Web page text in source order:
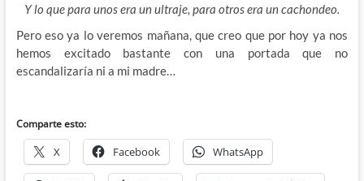
Y lo que para unos era un ultraje, para otros era un cachondeo.
Pero eso ya lo veremos mañana, que creo que por hoy ya nos
hemos excitado bastante con una portada que no
escandalizaría ni a mi madre…
Comparte esto:
X Facebook WhatsApp